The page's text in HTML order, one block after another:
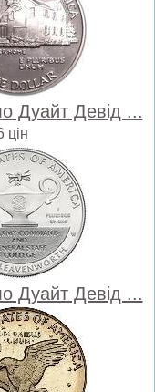
Дуайт Девід ...
цін
Дуайт Девід ...